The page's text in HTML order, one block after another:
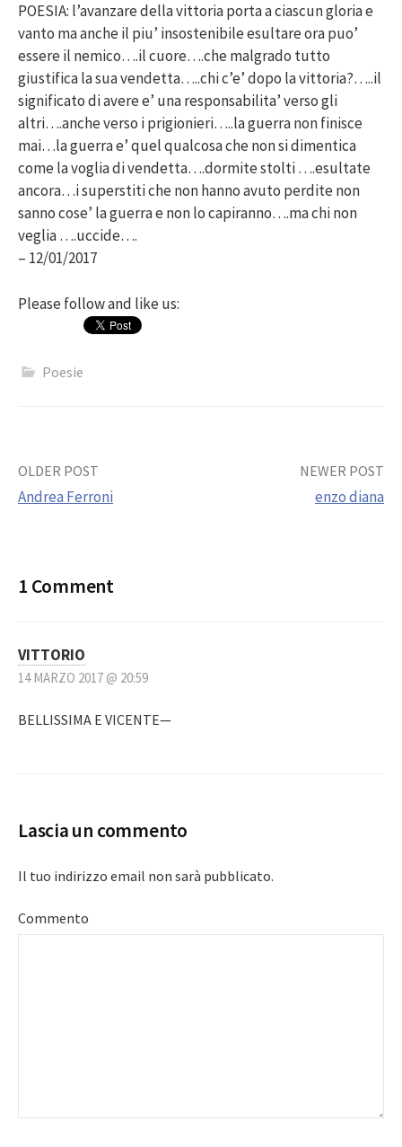
POESIA: l’avanzare della vittoria porta a ciascun gloria e
vanto ma anche il piu’ insostenibile esultare ora puo’
essere il nemico….il cuore….che malgrado tutto
giustifica la sua vendetta…..chi c’e’ dopo la vittoria?…..il
significato di avere e’ una responsabilita’ verso gli
altri….anche verso i prigionieri…..la guerra non finisce
mai…la guerra e’ quel qualcosa che non si dimentica
come la voglia di vendetta….dormite stolti ….esultate
ancora…i superstiti che non hanno avuto perdite non
sanno cose’ la guerra e non lo capiranno….ma chi non
veglia ….uccide….
– 12/01/2017
Please follow and like us:
Poesie
Post
OLDER POST
Andrea Ferroni
NEWER POST
enzo diana
1 Comment
VITTORIO
14 MARZO 2017 @ 20:59
BELLISSIMA E VICENTE—
Lascia un commento
Il tuo indirizzo email non sarà pubblicato.
Commento